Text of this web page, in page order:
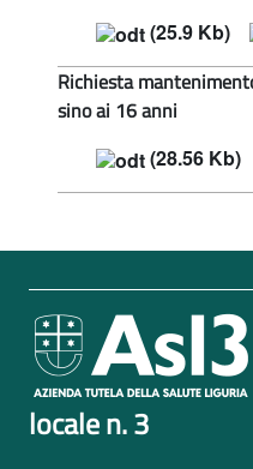
(25.9 Kb)
Richiesta
sino ai 16 anni
(28.56 Kb)
locale n. 3